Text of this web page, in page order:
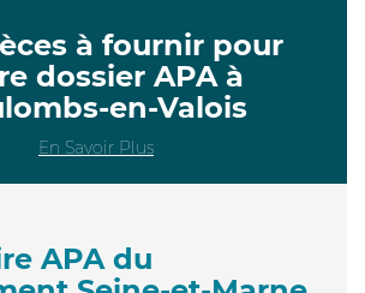
à fournir pour
dossier APA à
en-Valois
En Savoir Plus
APA du